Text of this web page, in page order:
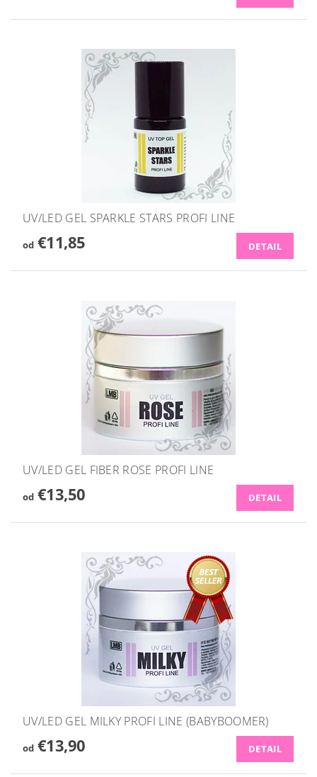
UV/LED GEL SPARKLE STARS PROFI LINE
od€11,85 DETAIL
UV/LED GEL FIBER ROSE PROFI LINE
od€13,50 DETAIL
UV/LED GEL MILKY PROFI LINE (BABYBOOMER)
od€13,90 DETAIL